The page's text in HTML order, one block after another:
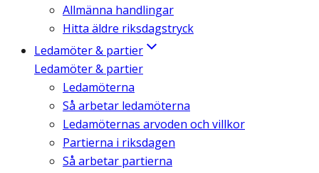
Allmänna handlingar
Hitta äldre riksdagstryck
Ledamöter & partier
Ledamöter & partier
Ledamöterna
Så arbetar ledamöterna
Ledamöternas arvoden och villkor
Partierna i riksdagen
Så arbetar partierna